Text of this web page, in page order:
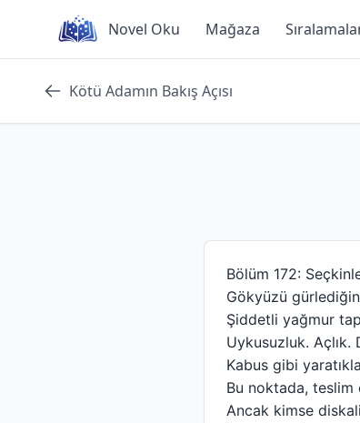
content
Novel Oku Mağaza
Kötü Adamın Bakış Açısı
Bölüm 172:
Gökyüzü
Şiddetli yağmur
Uykusuzluk. Açlık.
Kabus gibi
Bu noktada,
Ancak kimse